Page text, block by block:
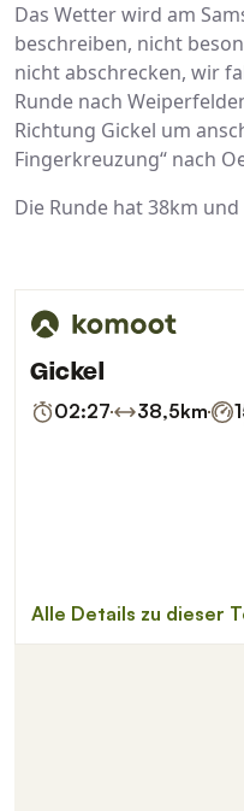
Das Wetter wird am
beschreiben, nicht
nicht abschrecken, wir
Runde nach
Richtung Gickel um
Fingerkreuzung“ nach
Die Runde hat 38km